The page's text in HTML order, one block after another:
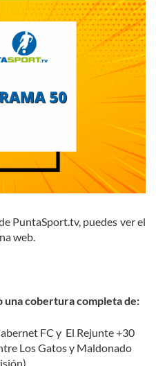
PuntaSport.tv, puedes ver el
web.
una cobertura completa de:
FC y El Rejunte +30
Los Gatos y Maldonado